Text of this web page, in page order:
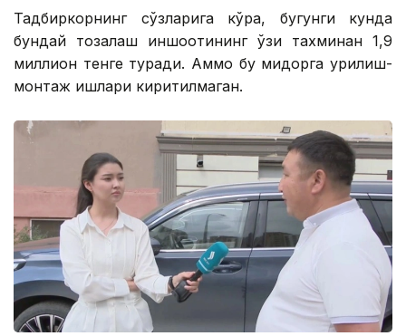
Тадбиркорнинг сўзларига кўра, бугунги кунда
бундай тозалаш иншоотининг ўзи тахминан 1,9
миллион тенге туради. Аммо бу миқдорга қурилиш-
монтаж ишлари киритилмаган.